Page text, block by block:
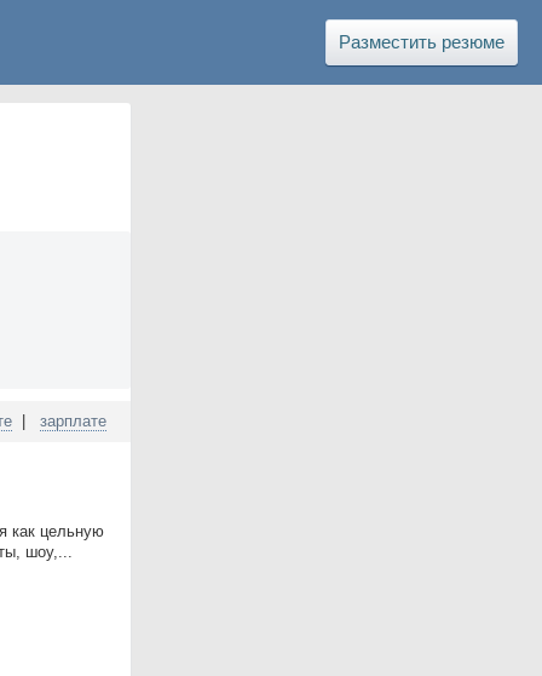
Разместить резюме
зарплате
как цельную
шоу,...